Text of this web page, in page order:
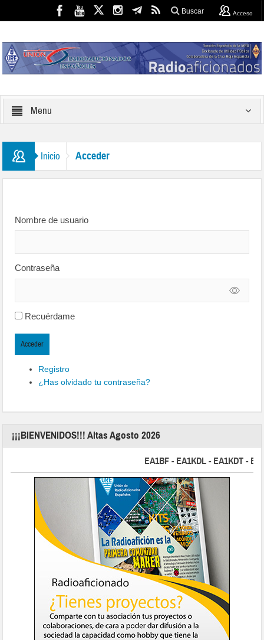
Buscar Acceso
Menu
Inicio Acceder
Nombre de usuario
Contraseña
Recuérdame
Acceder
Registro
¿Has olvidado tu contraseña?
¡¡¡BIENVENIDOS!!! Altas Agosto 2026
EA1BF - EA1KDL - EA1KDT -